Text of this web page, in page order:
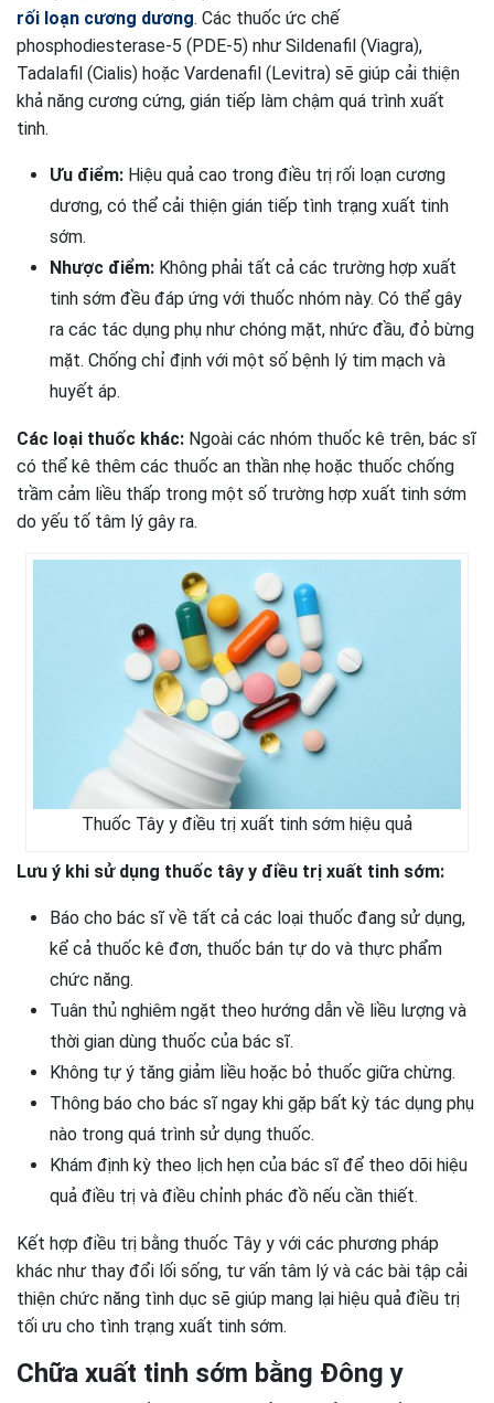
rối loạn cương dương. Các thuốc ức chế
phosphodiesterase-5 (PDE-5) như Sildenafil (Viagra),
Tadalafil (Cialis) hoặc Vardenafil (Levitra) sẽ giúp cải thiện
khả năng cương cứng, gián tiếp làm chậm quá trình xuất
tinh.
Ưu điểm: Hiệu quả cao trong điều trị rối loạn cương
dương, có thể cải thiện gián tiếp tình trạng xuất tinh
sớm.
Nhược điểm: Không phải tất cả các trường hợp xuất
tinh sớm đều đáp ứng với thuốc nhóm này. Có thể gây
ra các tác dụng phụ như chóng mặt, nhức đầu, đỏ bừng
mặt. Chống chỉ định với một số bệnh lý tim mạch và
huyết áp.
Các loại thuốc khác: Ngoài các nhóm thuốc kê trên, bác sĩ
có thể kê thêm các thuốc an thần nhẹ hoặc thuốc chống
trầm cảm liều thấp trong một số trường hợp xuất tinh sớm
do yếu tố tâm lý gây ra.
Thuốc Tây y điều trị xuất tinh sớm hiệu quả
Lưu ý khi sử dụng thuốc tây y điều trị xuất tinh sớm:
Báo cho bác sĩ về tất cả các loại thuốc đang sử dụng,
kể cả thuốc kê đơn, thuốc bán tự do và thực phẩm
chức năng.
Tuân thủ nghiêm ngặt theo hướng dẫn về liều lượng và
thời gian dùng thuốc của bác sĩ.
Không tự ý tăng giảm liều hoặc bỏ thuốc giữa chừng.
Thông báo cho bác sĩ ngay khi gặp bất kỳ tác dụng phụ
nào trong quá trình sử dụng thuốc.
Khám định kỳ theo lịch hẹn của bác sĩ để theo dõi hiệu
quả điều trị và điều chỉnh phác đồ nếu cần thiết.
Kết hợp điều trị bằng thuốc Tây y với các phương pháp
khác như thay đổi lối sống, tư vấn tâm lý và các bài tập cải
thiện chức năng tình dục sẽ giúp mang lại hiệu quả điều trị
tối ưu cho tình trạng xuất tinh sớm.
Chữa xuất tinh sớm bằng Đông y